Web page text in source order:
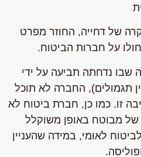
של דחייה, החוזר מפרט
על חברות הביטוח.
שבו נדחתה תביעה על ידי
תגמולים), החברה לא תוכל
זו. כמו כן, חברת ביטוח לא
מבוטח באופן משוקלל
לאומי, במידה שהעניין